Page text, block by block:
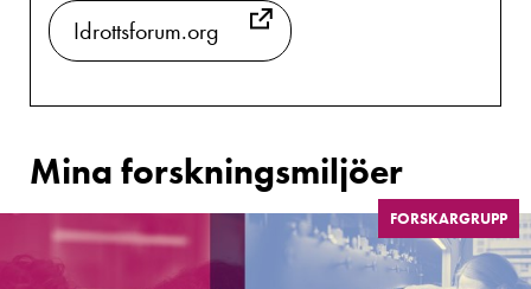
Idrottsforum.org
Mina forskningsmiljöer
FORSKARGRUPP